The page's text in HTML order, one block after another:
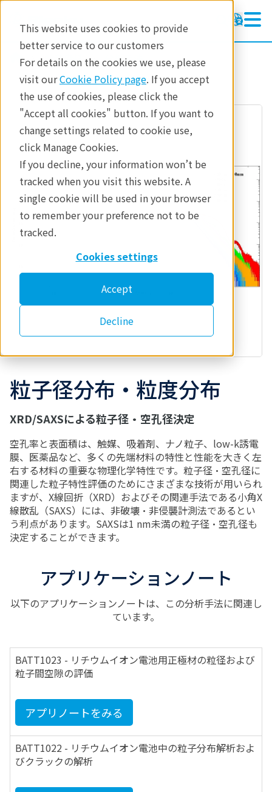
This website uses cookies to provide
better service to our customers
For details on the cookies we use, please
visit ourCookie Policy page. If you accept
the use of cookies, please click the
"Accept all cookies" button. If you want to
change settings related to cookie use,
click Manage Cookies.
If you decline, your information won’t be
tracked when you visit this website. A
single cookie will be used in your browser
to remember your preference not to be
tracked.
Cookies settings
Accept
Decline
参考資料 分析手法
粒子径分布・粒度分布
XRD/SAXSによる粒子径・空孔径決定
空孔率と表面積は、触媒、吸着剤、ナノ粒子、low-k誘電
膜、医薬品など、多くの先端材料の特性と性能を大きく左
右する材料の重要な物理化学特性です。粒子径・空孔径に
関連した粒子特性評価のためにさまざまな技術が用いられ
ますが、X線回折（XRD）およびその関連手法である小角X
線散乱（SAXS）には、非破壊・非侵襲計測法であるとい
う利点があります。SAXSは1 nm未満の粒子径・空孔径も
決定することができます。
アプリケーションノート
以下のアプリケーションノートは、この分析手法に関連し
ています。
BATT1023 - リチウムイオン電池用正極材の粒径および
粒子間空隙の評価
アプリノートをみる
BATT1022 - リチウムイオン電池中の粒子分布解析およ
びクラックの解析